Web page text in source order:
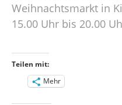
Weihnachtsmarkt in
15.00 Uhr bis 20.00
Teilen mit:
Mehr